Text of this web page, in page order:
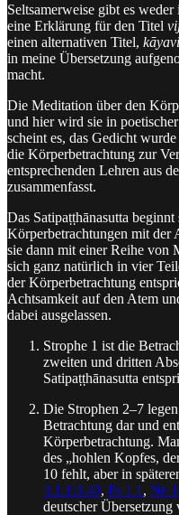
Seltsamerweise gibt es
eine Erklärung für den Titel
einen alternativen Titel,
in meine Übersetzung
macht.
Die Meditation über den
und hier wird sie in
scheint es, das Gedicht
die Körperbetrachtung zur
entsprechenden Lehren aus
zusammenfasst.
Das Satipaṭṭhānasutta
Körperbetrachtungen mit der
sie dann mit einer Reihe von
sich ganz natürlich in vier
der Körperbetrachtung
Achtsamkeit auf den Atem
dabei ausgelassen.
Strophe 1 ist die
zweiten und dritten
Satipaṭṭhānasutta
Die Strophen 2–7
Betrachtung dar und
Körperbetrachtung.
des „hohlen Kopfes,
10 fehlt, aber in
3.1.1:3.40, Ps 1.1 , Ne
deutscher